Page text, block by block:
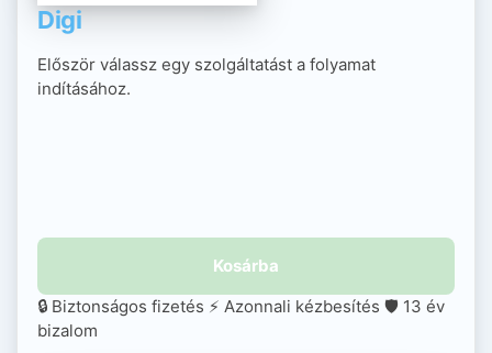
Digi
Először válassz egy szolgáltatást a folyamat
indításához.
Kosárba
🔒 Biztonságos fizetés ⚡ Azonnali kézbesítés 🛡️ 13 év
bizalom